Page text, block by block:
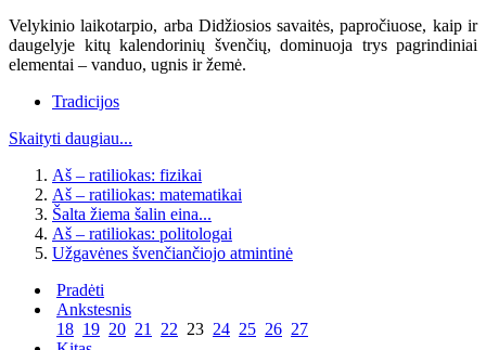
Velykinio laikotarpio, arba Didžiosios savaitės, papročiuose, kaip ir
daugelyje kitų kalendorinių švenčių, dominuoja trys pagrindiniai
elementai – vanduo, ugnis ir žemė.
Tradicijos
Skaityti daugiau...
Aš – ratiliokas: fizikai
Aš – ratiliokas: matematikai
Šalta žiema šalin eina...
Aš – ratiliokas: politologai
Užgavėnes švenčiančiojo atmintinė
Pradėti
Ankstesnis
18 19 20 21 22 23 24 25 26 27